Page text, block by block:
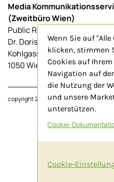
Media
(Zweitbüro Wien)
Public Relations-Agentur für
Dr. Doris Schenkenfelder
Kohlgasse 9/Top 23
1050 Wien
copyright 2024www.mk-salzburg.at
Wenn Sie auf
klicken, stimmen
Cookies auf
Navigation auf
die Nutzung der
und unsere
unterstützen.
Cookie-
Cookie-